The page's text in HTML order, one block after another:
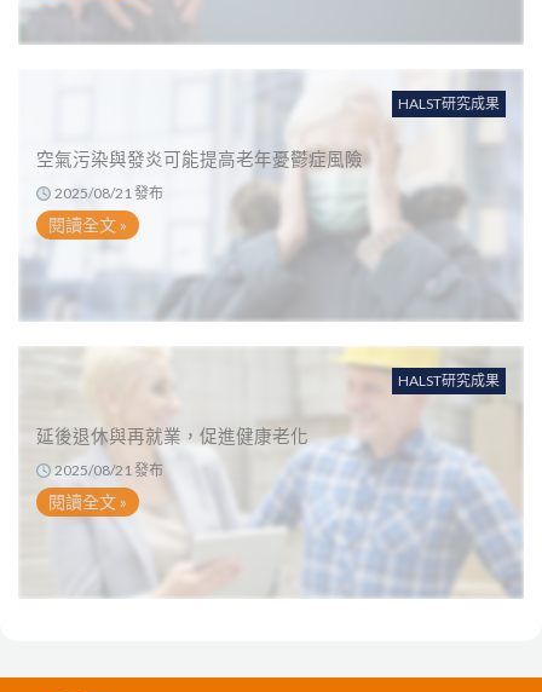
HALST研究成果
空氣污染與發炎可能提高老年憂鬱症風險
2025/08/21 發布
閱讀全文 »
HALST研究成果
延後退休與再就業，促進健康老化
2025/08/21 發布
閱讀全文 »